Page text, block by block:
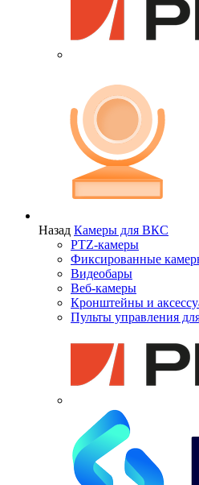
Назад Камеры для ВКС
PTZ-камеры
Фиксированные
Видеобары
Веб-камеры
Кронштейны и
Пульты управления